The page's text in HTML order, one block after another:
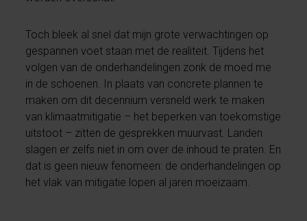
Toch bleek al snel dat mijn grote verwachtingen op
gespannen voet staan met de realiteit. Tijdens het
volgen van de onderhandelingen zonk de moed me
in de schoenen. In plaats van concrete plannen te
maken om dit decennium versneld werk te maken
van klimaatmitigatie – het beperken van toekomstige
uitstoot – zitten de gesprekken muurvast. Landen
slagen er zelfs niet in om over de inhoud te praten. En
dat is geen nieuw fenomeen: de onderhandelingen op
het vlak van mitigatie lopen al jaren moeizaam.